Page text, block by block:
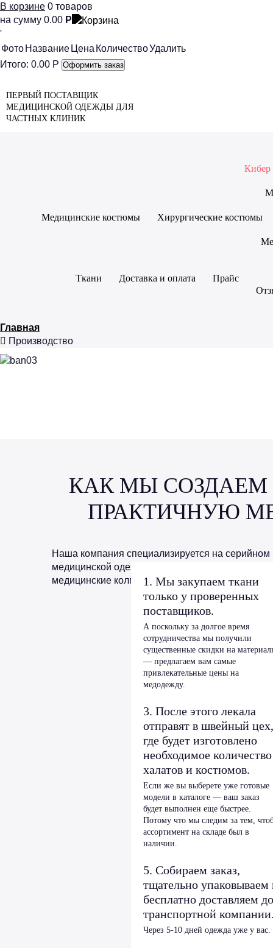
В корзине 0 товаров
на сумму 0.00 Р
'
Фото Название Цена КоличествоУдалить
Итого: 0.00 Р Оформить заказ
ПЕРВЫЙ ПОСТАВЩИК
МЕДИЦИНСКОЙ ОДЕЖДЫ ДЛЯ
ЧАСТНЫХ КЛИНИК
Медицинские костюмы Хирургические костюмы
Ткани Доставка и оплата
Прайс
Главная
Производство
КАК МЫ
ПРАКТИЧНУЮ
Наша компания специализируется на
медицинской одежды. Это модная
медицинские колпаки).1. Мы закупаем ткани
только у проверенных
поставщиков.
А поскольку за долгое время
сотрудничества мы получили
существенные скидки на
— предлагаем вам самые
привлекательные цены на
медодежду.
3. После этого лекала
отправят в швейный цех,
где будет изготовлено
необходимое количество
халатов и костюмов.
Если же вы выберете уже готовые
модели в каталоге — ваш заказ
будет выполнен еще быстрее.
Потому что мы следим за тем,
ассортимент на складе был в
наличии.
5. Собираем заказ,
тщательно упаковываем
бесплатно доставляем до
транспортной
Через 5-10 дней одежда уже у вас.